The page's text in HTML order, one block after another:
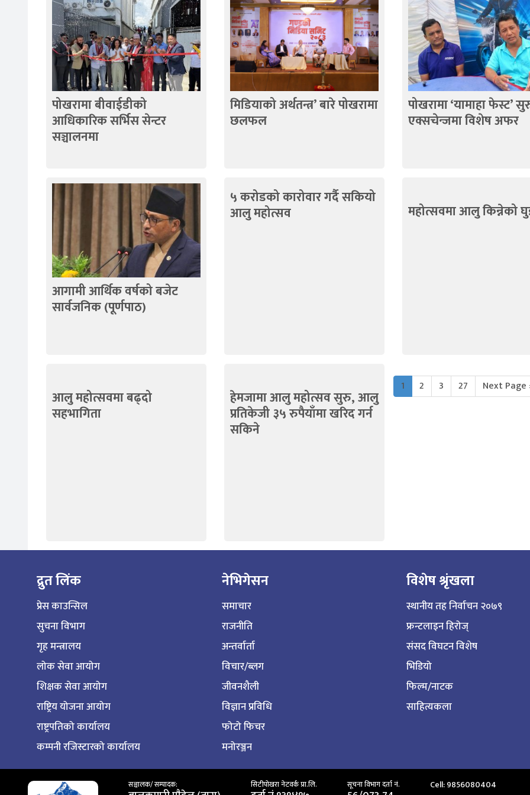
पोखरामा बीवाईडीको
आधिकारिक सर्भिस सेन्टर
सञ्चालनमा
मिडियाको अर्थतन्त्र’ बारे पोखरामा
छलफल
पोखरामा ‘यामाहा फेस्ट’
एक्सचेन्जमा विशेष अफर
आगामी आर्थिक वर्षको बजेट
सार्वजनिक (पूर्णपाठ)
५ करोडको कारोवार गर्दै सकियो
आलु महोत्सव महोत्सवमा आलु किन्नेको
आलु महोत्सवमा बढ्दो
सहभागिता
हेमजामा आलु महोत्सव सुरु, आलु
प्रतिकेजी ३५ रुपैयाँमा खरिद गर्न
सकिने
1 2 3 27 Next Page
द्रुत लिंक
प्रेस काउन्सिल
सुचना विभाग
गृह मन्त्रालय
लोक सेवा आयोग
शिक्षक सेवा आयोग
राष्ट्रिय योजना आयोग
राष्ट्रपतिको कार्यालय
कम्पनी रजिस्टारको कार्यालय
नेभिगेसन
समाचार
राजनीति
अन्तर्वार्ता
विचार/ब्लग
जीवनशैली
विज्ञान प्रविधि
फोटो फिचर
मनोरञ्जन
विशेष श्रृंखला
स्थानीय तह निर्वाचन २०७९
फ्रन्टलाइन हिरोज्
संसद विघटन विशेष
भिडियो
फिल्म/नाटक
साहित्यकला
सञ्चालक/ सम्पादक: सिटीपाेखरा नेटवर्क प्रा.लि. सूचना विभाग दर्ता नं.
Cell: 9856080404